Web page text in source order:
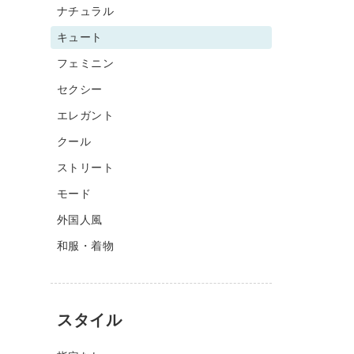
ナチュラル
キュート
フェミニン
セクシー
エレガント
クール
ストリート
モード
外国人風
和服・着物
スタイル